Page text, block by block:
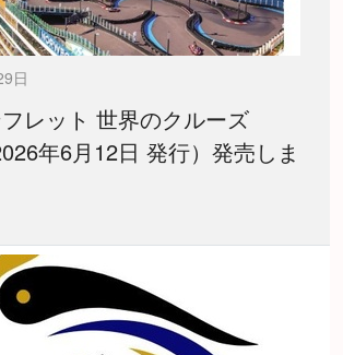
日
レット 世界のクルーズ
年6月12日 発行）発売しま